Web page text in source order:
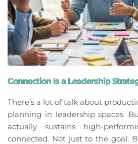
Connection Is a Leadership
There’s a lot of talk about
planning in leadership spaces.
actually sustains high-
connected. Not just to the goal.